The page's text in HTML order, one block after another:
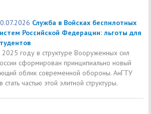
Служба в Войсках беспилотных
Российской Федерации: льготы для
2025 году в структуре Вооруженных сил
сформирован принципиально новый
облик современной обороны. АнГТУ
частью этой элитной структуры.